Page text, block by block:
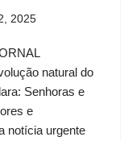
2025
natural do
Senhoras e
e
notícia urgente